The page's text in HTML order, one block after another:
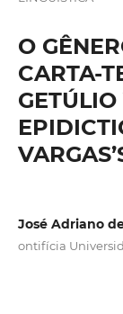
O
CARTA-
José Adriano
ontifícia